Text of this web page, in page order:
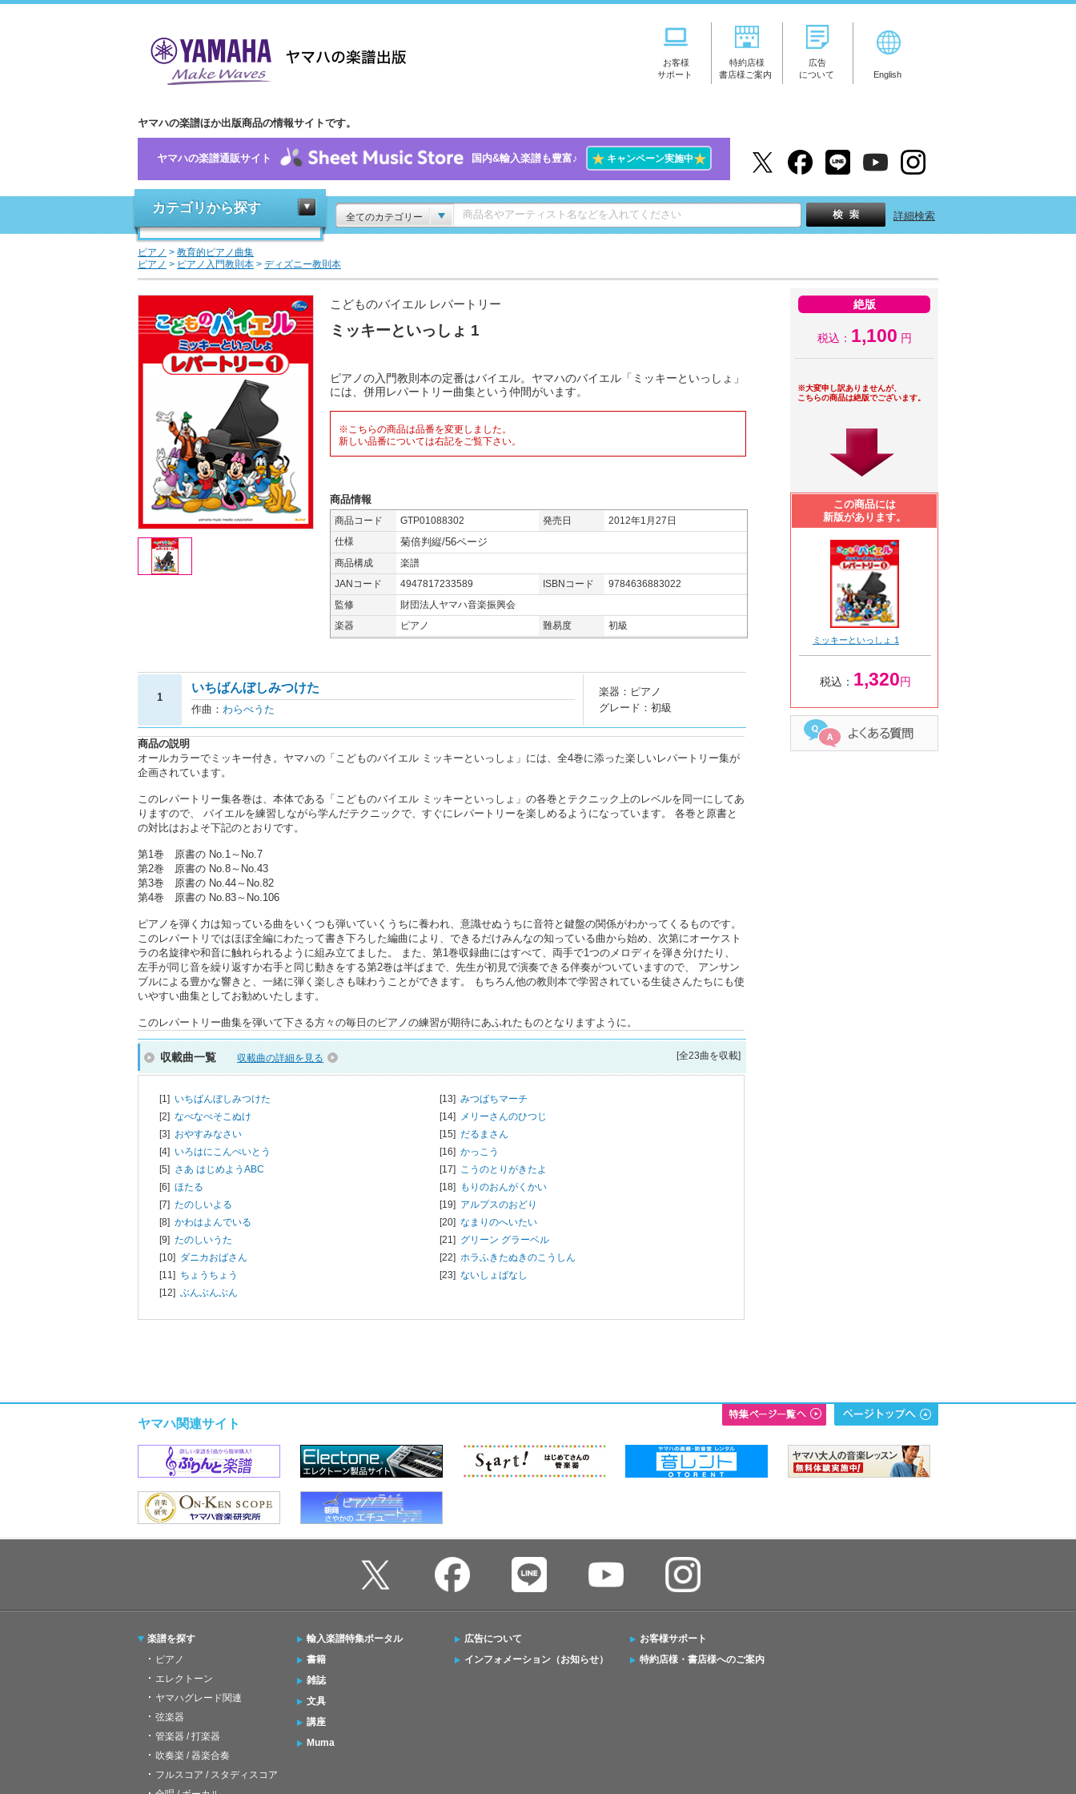
お客様
サポート
特約店様
書店様ご案内
広告
について
English
ヤマハの楽譜ほか出版商品の情報サイトです。
ヤマハの楽譜通販サイト 国内&輸入楽譜も豊富♪ ★キャンペーン実施中★
カテゴリから探す
全てのカテゴリー 詳細検索
ピアノ > 教育的ピアノ曲集
ピアノ > ピアノ入門教則本 > ディズニー教則本
こどものバイエル レパートリー
ミッキーといっしょ 1
ピアノの入門教則本の定番はバイエル。ヤマハのバイエル「ミッキーといっしょ」
には、併用レパートリー曲集という仲間がいます。
※こちらの商品は品番を変更しました。
新しい品番については右記をご覧下さい。
商品情報
商品コード GTP01088302 発売日
2012年1月27日
仕様
菊倍判縦/56ページ
商品構成
楽譜
JANコード
4947817233589 ISBNコード
9784636883022
監修
財団法人ヤマハ音楽振興会
楽器
ピアノ 難易度 初級
1
いちばんぼしみつけた
作曲： わらべうた
楽器：ピアノ
グレード：初級
商品の説明
オールカラーでミッキー付き。ヤマハの「こどものバイエル ミッキーといっしょ」には、全4巻に添った楽しいレパートリー集が
企画されています。
このレパートリー集各巻は、本体である「こどものバイエル ミッキーといっしょ」の各巻とテクニック上のレベルを同一にしてあ
りますので、 バイエルを練習しながら学んだテクニックで、すぐにレパートリーを楽しめるようになっています。 各巻と原書と
の対比はおよそ下記のとおりです。
第1巻 原書の No.1～No.7
第2巻 原書の No.8～No.43
第3巻 原書の No.44～No.82
第4巻 原書の No.83～No.106
ピアノを弾く力は知っている曲をいくつも弾いていくうちに養われ、意識せぬうちに音符と鍵盤の関係がわかってくるものです。
このレパートリではほぼ全編にわたって書き下ろした編曲により、できるだけみんなの知っている曲から始め、次第にオーケスト
ラの名旋律や和音に触れられるように組み立てました。 また、第1巻収録曲にはすべて、両手で1つのメロディを弾き分けたり、
左手が同じ音を繰り返すか右手と同じ動きをする第2巻は半ばまで、先生が初見で演奏できる伴奏がついていますので、 アンサン
ブルによる豊かな響きと、一緒に弾く楽しさも味わうことができます。 もちろん他の教則本で学習されている生徒さんたちにも使
いやすい曲集としてお勧めいたします。
このレパートリー曲集を弾いて下さる方々の毎日のピアノの練習が期待にあふれたものとなりますように。
収載曲一覧 収載曲の詳細を見る [全23曲を収載]
[1] いちばんぼしみつけた
[2] なべなべそこぬけ
[3] おやすみなさい
[4] いろはにこんぺいとう
[5] さあ はじめようABC
[6] ほたる
[7] たのしいよる
[8] かわはよんでいる
[9] たのしいうた
[10] ダニカおばさん
[11] ちょうちょう
[12] ぶんぶんぶん
[13] みつばちマーチ
[14] メリーさんのひつじ
[15] だるまさん
[16] かっこう
[17] こうのとりがきたよ
[18] もりのおんがくかい
[19] アルプスのおどり
[20] なまりのへいたい
[21] グリーン グラーベル
[22] ホラふきたぬきのこうしん
[23] ないしょばなし
絶版
税込： 1,100 円
※大変申し訳ありませんが、
こちらの商品は絶版でございます。
この商品には
新版があります。
ミッキーといっしょ 1
税込： 1,320円
ヤマハ関連サイト
楽譜を探す
ピアノ
エレクトーン
ヤマハグレード関連
弦楽器
管楽器 / 打楽器
吹奏楽 / 器楽合奏
フルスコア / スタディスコア
輸入楽譜特集ポータル
書籍
雑誌
文具
講座
Muma
広告について
インフォメーション（お知らせ）
お客様サポート
特約店様・書店様へのご案内